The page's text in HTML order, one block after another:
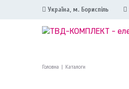
Україна, м. Бориспіль
Головна | Каталоги